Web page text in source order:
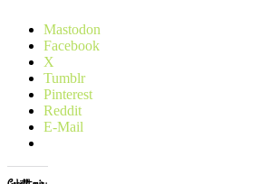
Mastodon
Facebook
X
Tumblr
Pinterest
Reddit
E-Mail